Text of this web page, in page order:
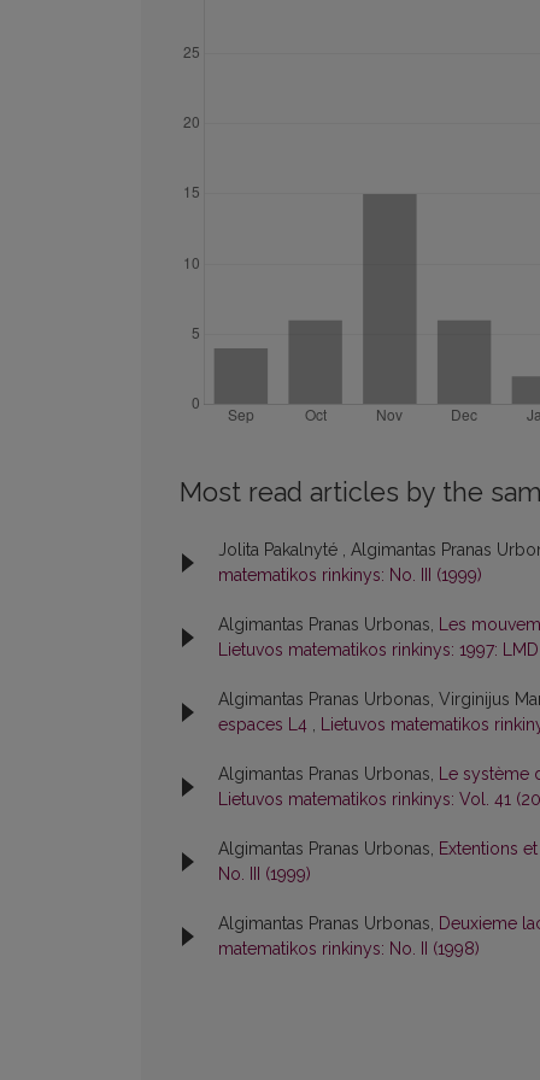
Most read articles by the
Jolita Pakalnyté , Algimantas Pranas
matematikos rinkinys: No. III (1999)
Algimantas Pranas Urbonas, Les
Lietuvos matematikos rinkinys: 1997:
Algimantas Pranas Urbonas, Virginijus
espaces L4 , Lietuvos matematikos
Algimantas Pranas Urbonas, Le système
Lietuvos matematikos rinkinys: Vol. 41
Algimantas Pranas Urbonas, Extentions
No. III (1999)
Algimantas Pranas Urbonas, Deuxieme
matematikos rinkinys: No. II (1998)